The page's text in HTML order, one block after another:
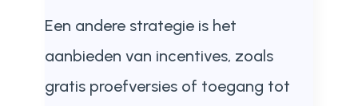
Een andere strategie is het
aanbieden van incentives, zoals
gratis proefversies of toegang tot